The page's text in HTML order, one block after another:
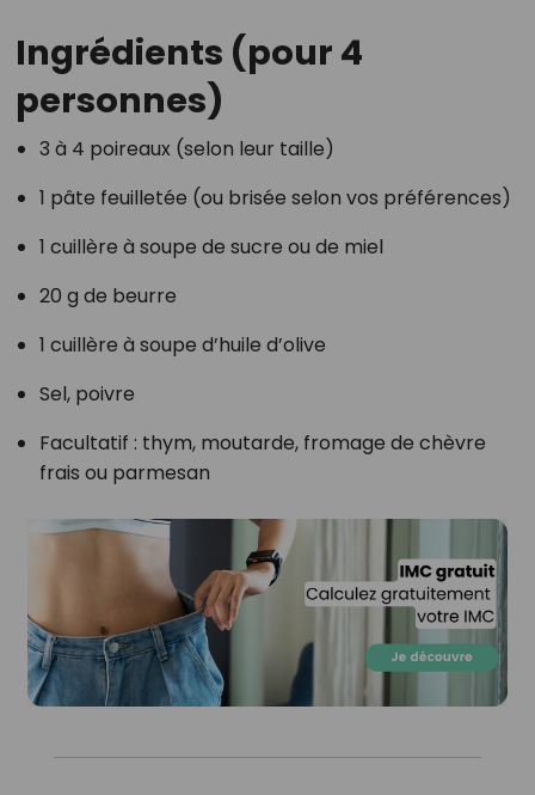
Ingrédients (pour 4
personnes)
3 à 4 poireaux (selon leur taille)
1 pâte feuilletée (ou brisée selon vos préférences)
1 cuillère à soupe de sucre ou de miel
20 g de beurre
1 cuillère à soupe d’huile d’olive
Sel, poivre
Facultatif : thym, moutarde, fromage de chèvre
frais ou parmesan